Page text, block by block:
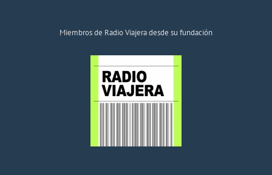
Miembros de Radio Viajera desde su fundación